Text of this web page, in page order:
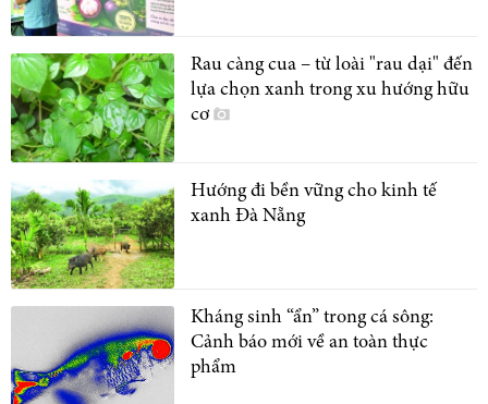
Rau càng cua – từ loài "rau dại" đến
lựa chọn xanh trong xu hướng hữu
cơ
Hướng đi bền vững cho kinh tế
xanh Đà Nẵng
Kháng sinh “ẩn” trong cá sông:
Cảnh báo mới về an toàn thực
phẩm